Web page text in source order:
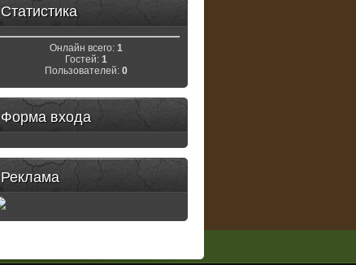
Статистика
Онлайн всего: 1
Гостей: 1
Пользователей: 0
Форма входа
Реклама